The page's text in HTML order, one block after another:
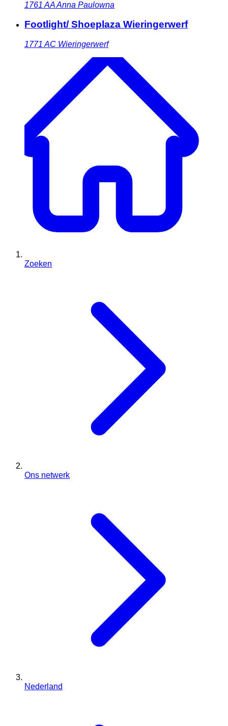
1761 AAAnna Paulowna
Footlight/ Shoeplaza Wieringerwerf
1771 AC Wieringerwerf
Zoeken
Ons netwerk
Nederland